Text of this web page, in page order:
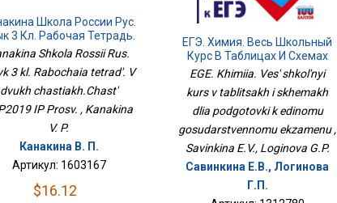
Школа России Рус.
3 Кл. Рабочая Тетрадь.
В Двух Частях.Часть
Shkola Rossii Rus.
3 kl. Rabochaia tetrad'. V
dvukh chastiakh.Chast'
IP Prosv. , Kanakina
V. P.
Канакина В. П.
Артикул: 1603167
$16.12
ЕГЭ. Химия. Весь Школьный
Курс В Таблицах И Схемах
Для Подготовки К Единому
Государственному Экзамену
EGE. Khimiia. Ves' shkol'nyi
kurs v tablitsakh i skhemakh
dlia podgotovki k edinomu
gosudarstvennomu ekzamenu ,
Savinkina E.V., Loginova G.P.
Савинкина Е.В., Логинова
Г.П.